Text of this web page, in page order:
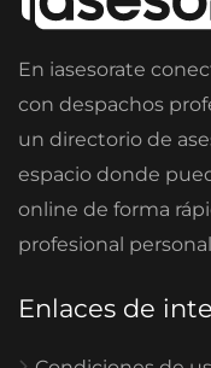
En iasesorate
con despachos
un directorio de
espacio donde
online de forma
profesional
Enlaces de